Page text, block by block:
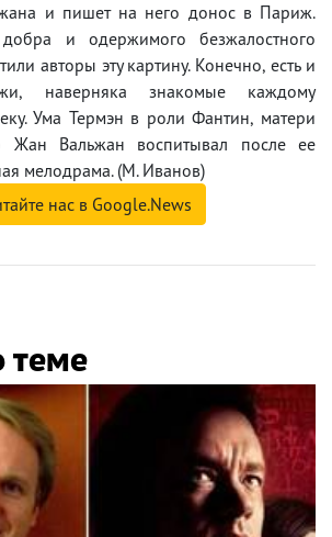
и пишет на него донос в Париж.
и одержимого безжалостного
авторы эту картину. Конечно, есть и
наверняка знакомые каждому
Ума Термэн в роли Фантин, матери
Жан Вальжан воспитывал после ее
мелодрама. (М. Иванов)
нас в Google.News
теме